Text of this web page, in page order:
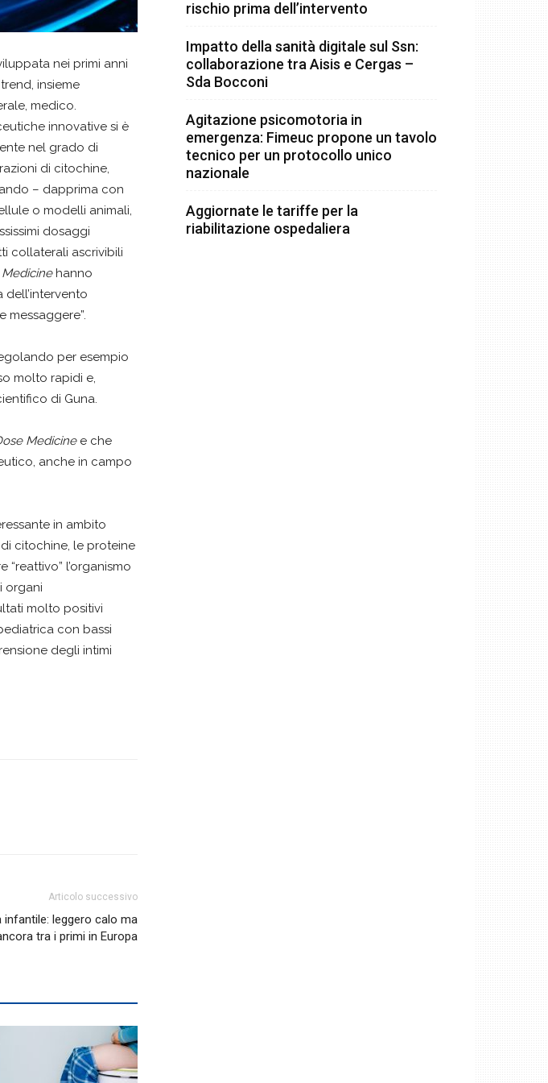
nei primi anni
insieme
medico.
innovative si è
nel grado di
di citochine,
– dapprima con
o modelli animali,
dosaggi
collaterali ascrivibili
hanno
messaggere”.
per esempio
molto rapidi e,
di Guna.
Medicinee che
anche in campo
in ambito
citochine, le proteine
l’organismo
organi
molto positivi
con bassi
degli intimi
Articolo successivo
infantile: leggero calo ma
tra i primi in Europa
rischio prima dell’intervento
Impatto della sanità digitale sul Ssn:
collaborazione tra Aisis e Cergas –
Sda Bocconi
Agitazione psicomotoria in
emergenza: Fimeuc propone un tavolo
tecnico per un protocollo unico
nazionale
Aggiornate le tariffe per la
riabilitazione ospedaliera